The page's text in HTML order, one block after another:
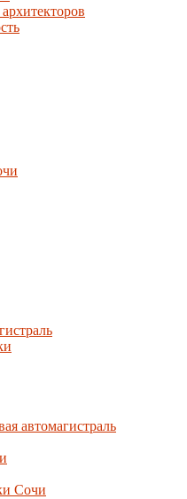
автомагистраль
Сочи